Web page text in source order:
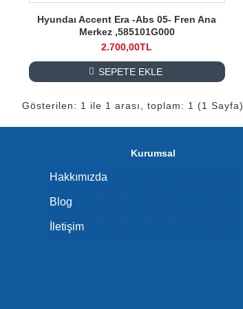
Hyundaı Accent Era -Abs 05- Fren Ana
Merkez ,585101G000
2.700,00TL
SEPETE EKLE
Gösterilen: 1 ile 1 arası, toplam: 1 (1 Sayfa)
Kurumsal
Hakkımızda
Blog
İletişim